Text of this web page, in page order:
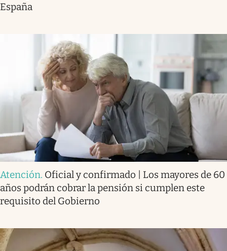
España
Atención. Oficial y confirmado | Los mayores de 60
años podrán cobrar la pensión si cumplen este
requisito del Gobierno